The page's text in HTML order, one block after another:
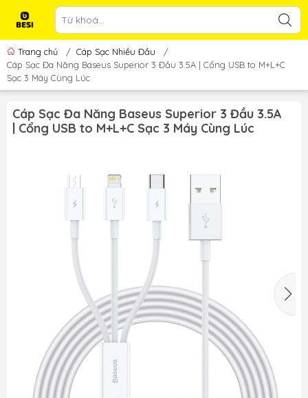
Trang chủ / Cáp Sạc Nhiều Đầu
/
Cáp Sạc Đa Năng Baseus Superior 3 Đầu 3.5A | Cổng USB to M+L+C
Sạc 3 Máy Cùng Lúc
Cáp Sạc Đa Năng Baseus Superior 3 Đầu 3.5A
| Cổng USB to M+L+C Sạc 3 Máy Cùng Lúc